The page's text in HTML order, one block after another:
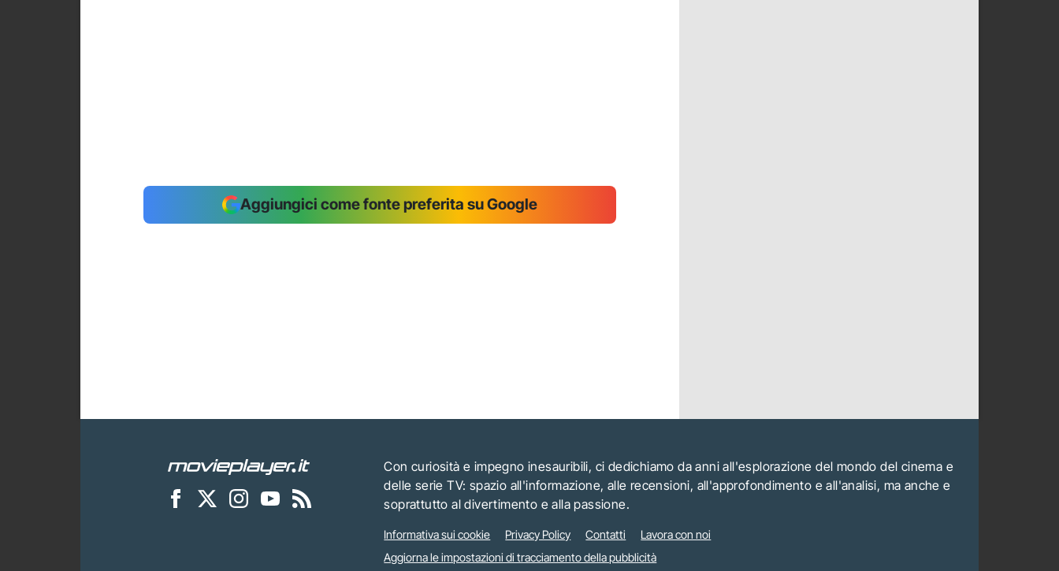
Aggiungici come fonte preferita su Google
Con curiosità e impegno inesauribili, ci dedichiamo da anni all'esplorazione del mondo del cinema e
delle serie TV: spazio all'informazione, alle recensioni, all'approfondimento e all'analisi, ma anche e
soprattutto al divertimento e alla passione.
Informativa sui cookie Privacy Policy Contatti
Lavora con noi
Aggiorna le impostazioni di tracciamento della pubblicità